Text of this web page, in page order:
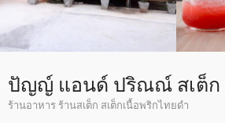
ปัญญ์ แอนด์ ปริณณ์ สเต็ก
ร้านอาหาร ร้านสเต็ก สเต็กเนื้อพริกไทยดำ